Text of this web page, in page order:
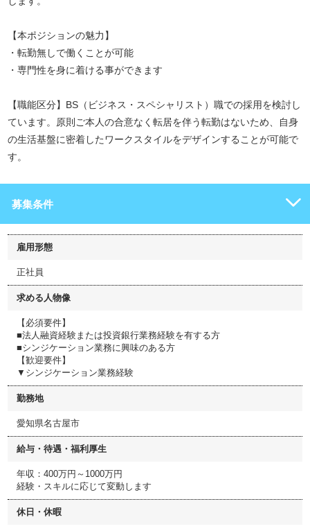
【本ポジションの魅力】
・転勤無しで働くことが可能
・専門性を身に着ける事ができます
【職能区分】BS（ビジネス・スペシャリスト）職での採用を検討し
ています。原則ご本人の合意なく転居を伴う転勤はないため、自身
の生活基盤に密着したワークスタイルをデザインすることが可能で
す。
募集条件
雇用形態
正社員
求める人物像
【必須要件】
■法人融資経験または投資銀行業務経験を有する方
■シンジケーション業務に興味のある方
【歓迎要件】
▼シンジケーション業務経験
勤務地
愛知県名古屋市
給与・待遇・福利厚生
年収：400万円～1000万円
経験・スキルに応じて変動します
休日・休暇